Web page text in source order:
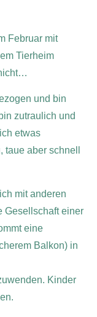
Februar mit
Tierheim
und bin
zutraulich und
etwas
aber schnell
mit anderen
Gesellschaft einer
eine
Balkon) in
Kinder